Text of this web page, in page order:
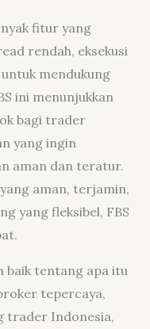
fitur yang
rendah, eksekusi
mendukung
ini menunjukkan
bagi trader
yang ingin
aman dan teratur.
aman, terjamin,
yang fleksibel, FBS
baik tentang apa itu
tepercaya,
trader Indonesia,